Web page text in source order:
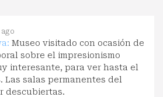
Museo visitado con ocasión de
sobre el impresionismo
interesante, para ver hasta el
Las salas permanentes del
descubiertas.